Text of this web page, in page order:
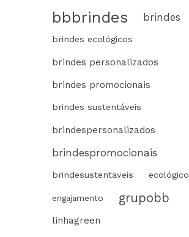
bbbrindes brindes
brindes ecológicos
brindes personalizados
brindes promocionais
brindes sustentáveis
brindespersonalizados
brindespromocionais
brindesustentaveis ecológico
engajamento grupobb
linhagreen